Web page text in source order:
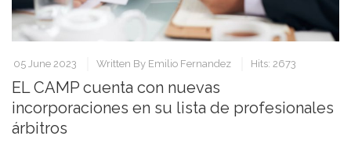
05 June 2023 Written By Emilio Fernandez Hits: 2673
EL CAMP cuenta con nuevas
incorporaciones en su lista de profesionales
árbitros